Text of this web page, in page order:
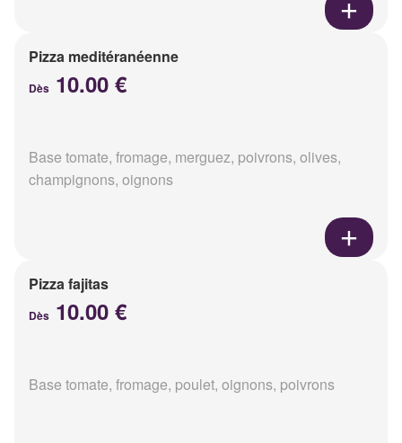
Pizza meditéranéenne
Dès 10.00 €
Base tomate, fromage, merguez, poivrons, olives,
champignons, oignons
Pizza fajitas
Dès 10.00 €
Base tomate, fromage, poulet, oignons, poivrons